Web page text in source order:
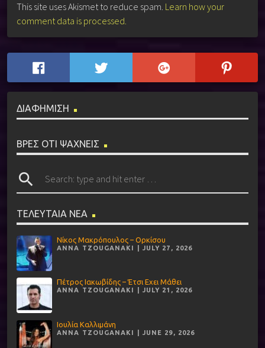
This site uses Akismet to reduce spam. Learn how your
comment data is processed.
ΔΙΑΦΗΜΙΣΗ
ΒΡΕΣ ΟΤΙ ΨΑΧΝΕΙΣ
search
ΤΕΛΕΥΤΑΙΑ ΝΕΑ
Νίκος Μακρόπουλος – Ορκίσου
ANNA TZOUGANAKI | JULY 27, 2026
Πέτρος Ιακωβίδης – Έτσι Εχει Μάθει
ANNA TZOUGANAKI | JULY 21, 2026
Ιουλία Καλλιμάνη
ANNA TZOUGANAKI | JUNE 29, 2026